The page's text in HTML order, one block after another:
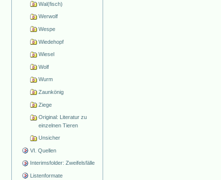
Wal(fisch)
Werwolf
Wespe
Wiedehopf
Wiesel
Wolf
Wurm
Zaunkönig
Ziege
Original: Literatur zu
einzelnen Tieren
Unsicher
VI. Quellen
Interimsfolder: Zweifelsfälle
Listenformate